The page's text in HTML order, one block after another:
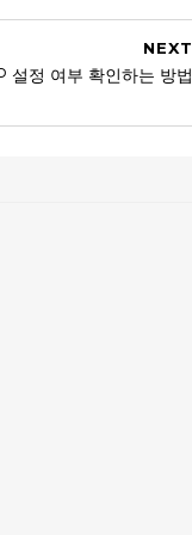
NEXT
설정 여부 확인하는 방법